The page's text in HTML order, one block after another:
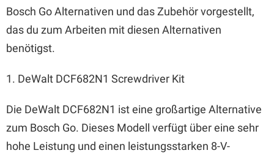
Bosch Go Alternativen und das Zubehör vorgestellt,
das du zum Arbeiten mit diesen Alternativen
benötigst.
1. DeWalt DCF682N1 Screwdriver Kit
Die DeWalt DCF682N1 ist eine großartige Alternative
zum Bosch Go. Dieses Modell verfügt über eine sehr
hohe Leistung und einen leistungsstarken 8-V-